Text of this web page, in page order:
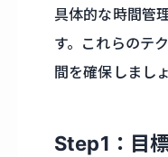
具体的な時間管
す。これらのテ
間を確保しましょ
Step1：目